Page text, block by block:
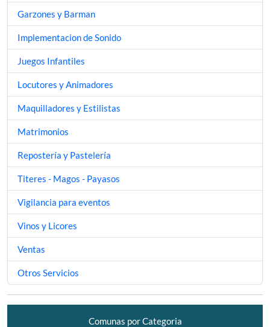
Garzones y Barman
Implementacion de Sonido
Juegos Infantiles
Locutores y Animadores
Maquilladores y Estilistas
Matrimonios
Repostería y Pastelería
Titeres - Magos - Payasos
Vigilancia para eventos
Vinos y Licores
Ventas
Otros Servicios
Comunas por Categoria